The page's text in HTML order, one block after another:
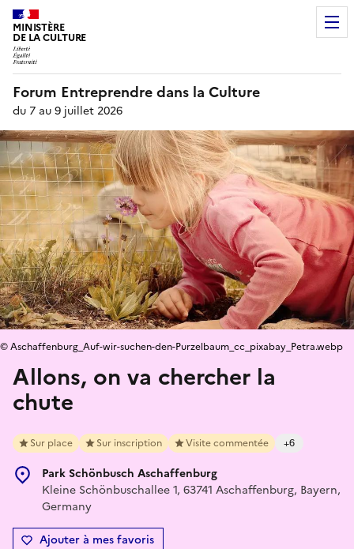
MINISTÈRE
DE LA CULTURE
Forum Entreprendre dans la Culture
du 7 au 9 juillet 2026
Allons, on va chercher la
chute
Sur place Sur inscription Visite commentée +6
Park Schönbusch Aschaffenburg
Kleine Schönbuschallee 1, 63741 Aschaffenburg, Bayern,
Germany
Ajouter à mes favoris
© Aschaffenburg_Auf-wir-suchen-den-Purzelbaum_cc_pixabay_Petra.webp